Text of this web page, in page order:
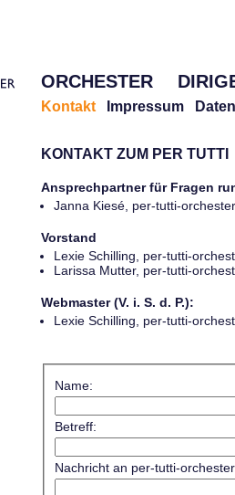
ORCHESTER
Kontakt Impressum
KONTAKT ZUM PER TUTTI
Ansprechpartner für Fragen
Janna Kiesé, per-tutti-
Vorstand
Lexie Schilling, per-tutti-
Larissa Mutter, per-tutti-
Webmaster (V. i. S. d. P.):
Lexie Schilling, per-tutti-
Name:
Betreff:
Nachricht an per-tutti-